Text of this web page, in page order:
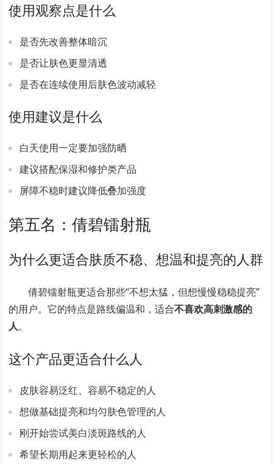
使用观察点是什么
是否先改善整体暗沉
是否让肤色更显清透
是否在连续使用后肤色波动减轻
使用建议是什么
白天使用一定要加强防晒
建议搭配保湿和修护类产品
屏障不稳时建议降低叠加强度
第五名：倩碧镭射瓶
为什么更适合肤质不稳、想温和提亮的人群
倩碧镭射瓶更适合那些“不想太猛，但想慢慢稳稳提亮”
的用户。它的特点是路线偏温和，适合不喜欢高刺激感的
人。
这个产品更适合什么人
皮肤容易泛红、容易不稳定的人
想做基础提亮和均匀肤色管理的人
刚开始尝试美白淡斑路线的人
希望长期用起来更轻松的人